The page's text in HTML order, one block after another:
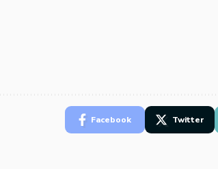
Facebook Twitter